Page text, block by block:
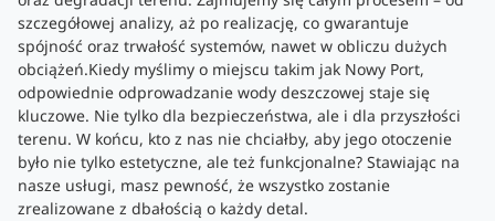
szczegółowej analizy, aż po realizację, co gwarantuje
spójność oraz trwałość systemów, nawet w obliczu dużych
obciążeń.Kiedy myślimy o miejscu takim jak Nowy Port,
odpowiednie odprowadzanie wody deszczowej staje się
kluczowe. Nie tylko dla bezpieczeństwa, ale i dla przyszłości
terenu. W końcu, kto z nas nie chciałby, aby jego otoczenie
było nie tylko estetyczne, ale też funkcjonalne? Stawiając na
nasze usługi, masz pewność, że wszystko zostanie
zrealizowane z dbałością o każdy detal.